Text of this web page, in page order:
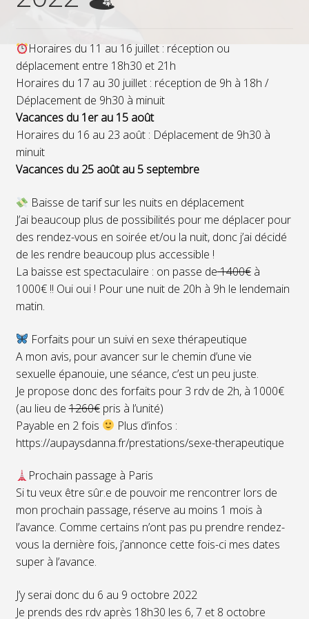
Horaires du 11 au 16 juillet : réception ou
déplacement entre 18h30 et 21h
Horaires du 17 au 30 juillet : réception de 9h à 18h /
Déplacement de 9h30 à minuit
Vacances du 1er au 15 août
Horaires du 16 au 23 août : Déplacement de 9h30 à
minuit
Vacances du 25 août au 5 septembre
Baisse de tarif sur les nuits en déplacement
J’ai beaucoup plus de possibilités pour me déplacer pour
des rendez-vous en soirée et/ou la nuit, donc j’ai décidé
de les rendre beaucoup plus accessible !
La baisse est spectaculaire : on passe de1400€à
1000€ !! Oui oui ! Pour une nuit de 20h à 9h le lendemain
matin.
Forfaits pour un suivi en sexe thérapeutique
A mon avis, pour avancer sur le chemin d’une vie
sexuelle épanouie, une séance, c’est un peu juste.
Je propose donc des forfaits pour 3 rdv de 2h, à 1000€
(au lieu de1260€pris à l’unité)
Payable en 2 fois
Plus d’infos :
https://aupaysdanna.fr/prestations/sexe-therapeutique
Prochain passage à Paris
Si tu veux être sûr.e de pouvoir me rencontrer lors de
mon prochain passage, réserve au moins 1 mois à
l’avance. Comme certains n’ont pas pu prendre rendez-
vous la dernière fois, j’annonce cette fois-ci mes dates
super à l’avance.
J’y serai donc du 6 au 9 octobre 2022
Je prends des rdv après 18h30 les 6, 7 et 8 octobre